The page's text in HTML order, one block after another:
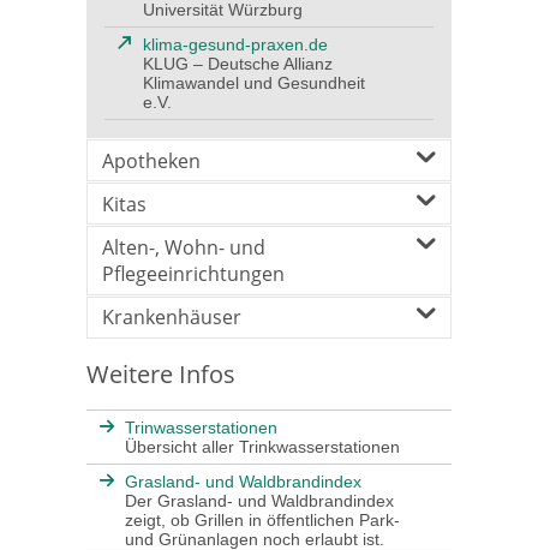
Universität Würzburg
klima-gesund-praxen.de
KLUG – Deutsche Allianz
Klimawandel und Gesundheit
e.V.
Apotheken
Kitas
Alten-, Wohn- und
Pflegeeinrichtungen
Krankenhäuser
Weitere Infos
Trinwasserstationen
Übersicht aller Trinkwasserstationen
Grasland- und Waldbrandindex
Der Grasland- und Waldbrandindex
zeigt, ob Grillen in öffentlichen Park-
und Grünanlagen noch erlaubt ist.